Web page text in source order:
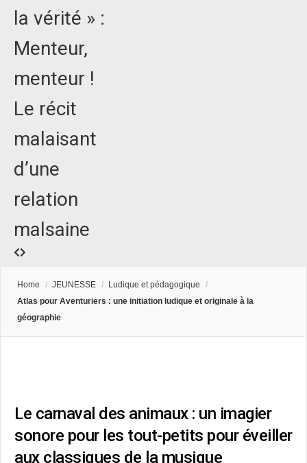
la vérité » :
Menteur,
menteur !
Le récit
malaisant
d’une
relation
malsaine
Home / JEUNESSE / Ludique et pédagogique
/
Atlas pour Aventuriers : une initiation ludique et originale à la
géographie
Le carnaval des animaux : un imagier
sonore pour les tout-petits pour éveiller
aux classiques de la musique